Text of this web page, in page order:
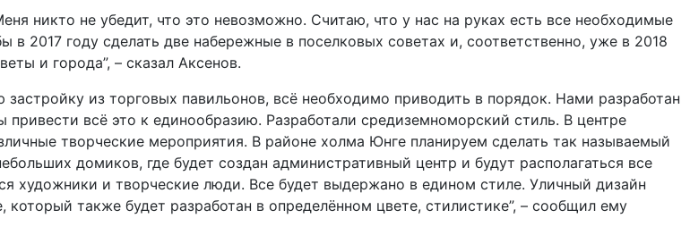
никто не убедит, что это невозможно. Считаю, что у нас на руках есть все необходимые
2017 году сделать две набережные в поселковых советах и, соответственно, уже в 2018
и города”, – сказал Аксенов.
из торговых павильонов, всё необходимо приводить в порядок. Нами разработан
всё это к единообразию. Разработали средиземноморский стиль. В центре
творческие мероприятия. В районе холма Юнге планируем сделать так называемый
домиков, где будет создан административный центр и будут располагаться все
художники и творческие люди. Все будет выдержано в едином стиле. Уличный дизайн
также будет разработан в определённом цвете, стилистике”, – сообщил ему